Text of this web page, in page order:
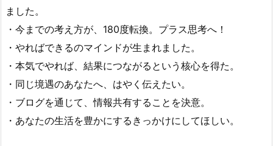
ました。
・今までの考え方が、180度転換。プラス思考へ！
・やればできるのマインドが生まれました。
・本気でやれば、結果につながるという核心を得た。
・同じ境遇のあなたへ、はやく伝えたい。
・ブログを通じて、情報共有することを決意。
・あなたの生活を豊かにするきっかけにしてほしい。